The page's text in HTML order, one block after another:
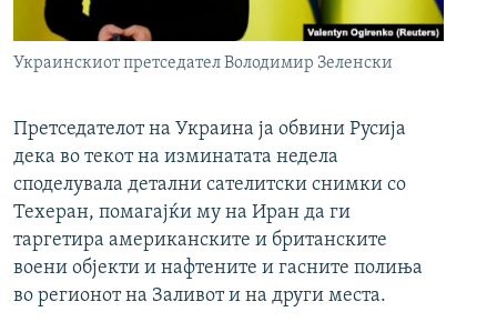
Украинскиот претседател Володимир Зеленски
Претседателот на Украина ја обвини Русија
дека во текот на изминатата недела
споделувала детални сателитски снимки со
Техеран, помагајќи му на Иран да ги
таргетира американските и британските
воени објекти и нафтените и гасните полиња
во регионот на Заливот и на други места.